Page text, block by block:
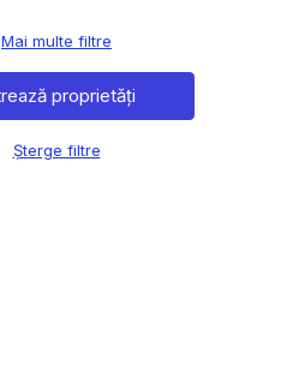
Mai multe filtre
Șterge filtre